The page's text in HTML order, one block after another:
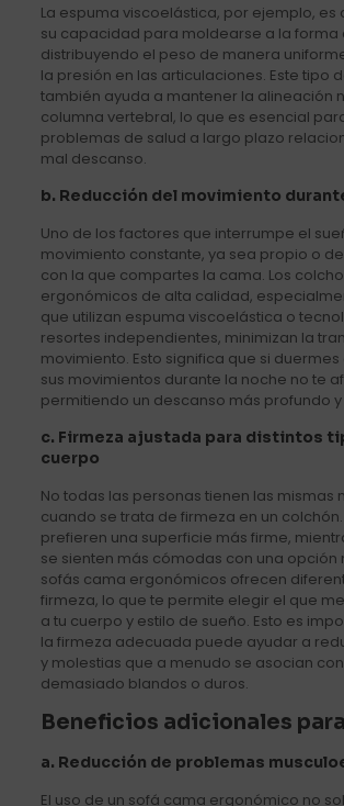
La espuma viscoelástica, por ejemplo,
su capacidad para moldearse a la forma
distribuyendo el peso de manera
la presión en las articulaciones. Este tipo
también ayuda a mantener la alineación
columna vertebral, lo que es esencial
problemas de salud a largo plazo
mal descanso.
b. Reducción del movimiento
Uno de los factores que interrumpe el
movimiento constante, ya sea propio o
con la que compartes la cama. Los
ergonómicos de alta calidad,
que utilizan espuma viscoelástica o
resortes independientes, minimizan la
movimiento. Esto significa que si
sus movimientos durante la noche no te
permitiendo un descanso más profundo
c. Firmeza ajustada para distintos
cuerpo
No todas las personas tienen las mismas
cuando se trata de firmeza en un
prefieren una superficie más firme,
se sienten más cómodas con una opción
sofás cama ergonómicos ofrecen
firmeza, lo que te permite elegir el que
a tu cuerpo y estilo de sueño. Esto es
la firmeza adecuada puede ayudar a
y molestias que a menudo se asocian
demasiado blandos o duros.
Beneficios adicionales
a. Reducción de problemas
El uso de un sofá cama ergonómico no